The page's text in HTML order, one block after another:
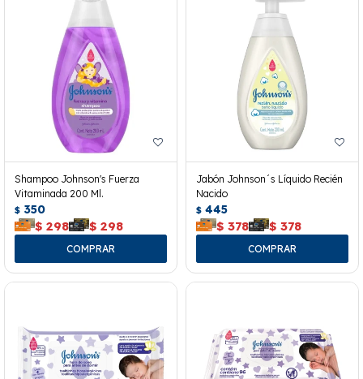
Shampoo Johnson's Fuerza
Vitaminada 200 Ml.
$ 350
$ 298 $ 298
Jabón Johnson´s Líquido Recién
Nacido
$ 445
$ 378 $ 378